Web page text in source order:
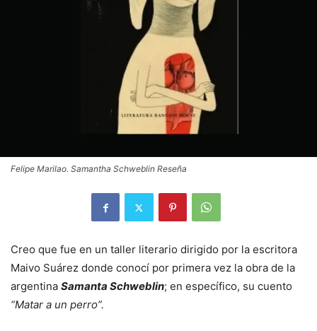
Felipe Marilao. Samantha Schweblin Reseña
Creo que fue en un taller literario dirigido por la escritora
Maivo Suárez donde conocí por primera vez la obra de la
argentina Samanta Schweblin; en específico, su cuento
“Matar a un perro”.